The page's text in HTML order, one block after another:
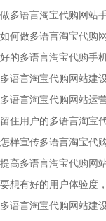
做多语言淘宝代购网站
如何做多语言淘宝代购
好的多语言淘宝代购手
多语言淘宝代购网站建
多语言淘宝代购网站运
留住用户的多语言淘宝
怎样宣传多语言淘宝代
提高多语言淘宝代购网
要想有好的用户体验度
多语言淘宝代购网站建